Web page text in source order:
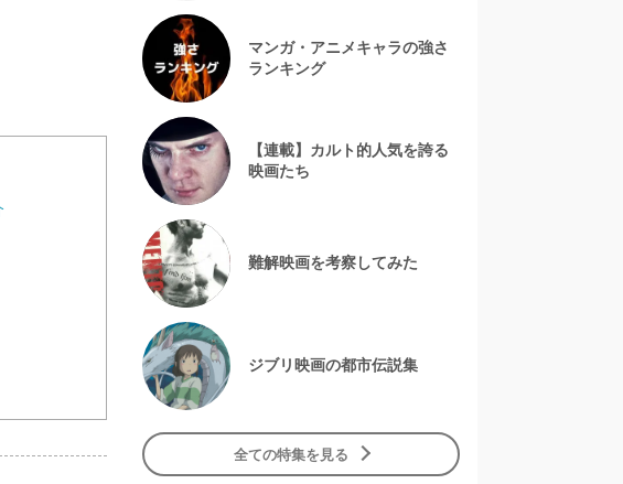
マンガ・アニメキャラの強さ
ランキング
【連載】カルト的人気を誇る
映画たち
難解映画を考察してみた
ジブリ映画の都市伝説集
全ての特集を見る